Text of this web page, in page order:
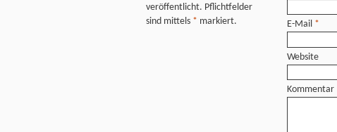
veröffentlicht. Pflichtfelder
sind mittels * markiert. E-Mail *
Website
Kommentar